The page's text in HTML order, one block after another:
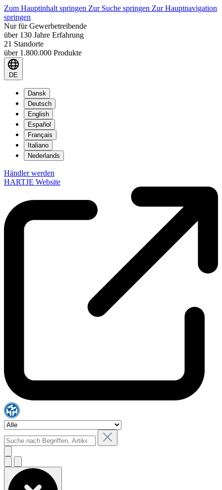
Zum Hauptinhalt springen Zur Suche springen Zur Hauptnavigation
springen
Nur für Gewerbetreibende
über 130 Jahre Erfahrung
21 Standorte
über 1.800.000 Produkte
DE
Dansk
Deutsch
English
Español
Français
Italiano
Nederlands
Händler werden
HARTJE Website